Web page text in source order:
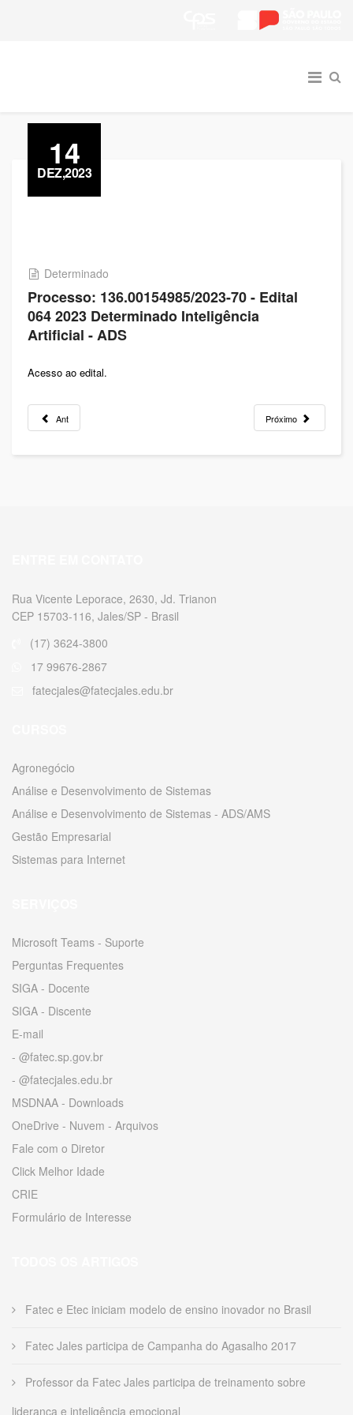
14
DEZ,2023
Determinado
Processo: 136.00154985/2023-70 - Edital
064 2023 Determinado Inteligência
Artificial - ADS
Acesso ao edital.
Ant Próximo
Rua Vicente Leporace, 2630, Jd. Trianon
CEP 15703-116, Jales/SP - Brasil
(17) 3624-3800
17 99676-2867
fatecjales@fatecjales.edu.br
Agronegócio
Análise e Desenvolvimento de Sistemas
Análise e Desenvolvimento de Sistemas - ADS/AMS
Gestão Empresarial
Sistemas para Internet
Microsoft Teams - Suporte
Perguntas Frequentes
SIGA - Docente
SIGA - Discente
E-mail
- @fatec.sp.gov.br
- @fatecjales.edu.br
MSDNAA - Downloads
OneDrive - Nuvem - Arquivos
Fale com o Diretor
Click Melhor Idade
CRIE
Formulário de Interesse
Fatec e Etec iniciam modelo de ensino inovador no Brasil
Fatec Jales participa de Campanha do Agasalho 2017
Professor da Fatec Jales participa de treinamento sobre
liderança e inteligência emocional